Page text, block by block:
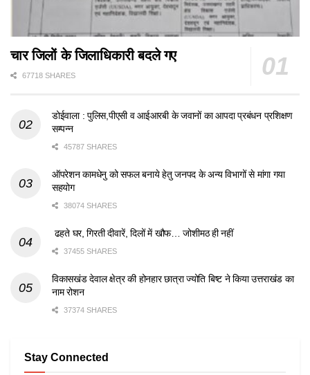
चार जिलों के जिलाधिकारी बदले गए
67718 SHARES
डोईवाला : पुलिस,पीएसी व आईआरबी के जवानों का आपदा प्रबंधन प्रशिक्षण
सम्पन्न
45787 SHARES
ऑपरेशन कामधेनु को सफल बनाये हेतु जनपद के अन्य विभागों से मांगा गया
सहयोग
38074 SHARES
ढहते घर, गिरती दीवारें, दिलों में खौफ… जोशीमठ ही नहीं
37455 SHARES
विकासखंड देवाल क्षेत्र की होनहार छात्रा ज्योति बिष्ट ने किया उत्तराखंड का
नाम रोशन
37374 SHARES
Stay Connected